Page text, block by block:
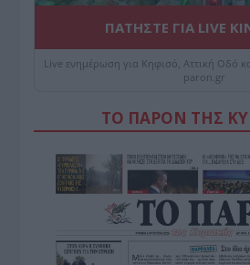
ΠΑΤΗΣΤΕ ΓΙΑ LIVE
Live ενημέρωση για Κηφισό, Αττική Οδό
paron.gr
ΤΟ ΠΑΡΟΝ ΤΗΣ